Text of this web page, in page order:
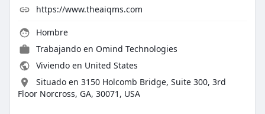
https://www.theaiqms.com
Hombre
Trabajando en Omind Technologies
Viviendo en United States
Situado en 3150 Holcomb Bridge, Suite 300, 3rd
Floor Norcross, GA, 30071, USA